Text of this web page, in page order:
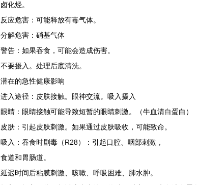
卤化烃。
反应危害：可能释放有毒气体。
分解危害：硝基气体
警告：如果吞食，可能会造成伤害。
不要摄入。处理后底清洗。
潜在的急性健康影响
进入途径：皮肤接触。眼神交流。吸入摄入
眼睛：眼睛接触可能导致短暂的眼睛刺激。（牛血清白蛋白）
皮肤：引起皮肤刺激。如果通过皮肤吸收，可能致命。
吸入：吞食时剧毒（R28）：引起口腔、咽部刺激，
食道和胃肠道。
延迟时间后粘膜刺激、咳嗽、呼吸困难、肺水肿。